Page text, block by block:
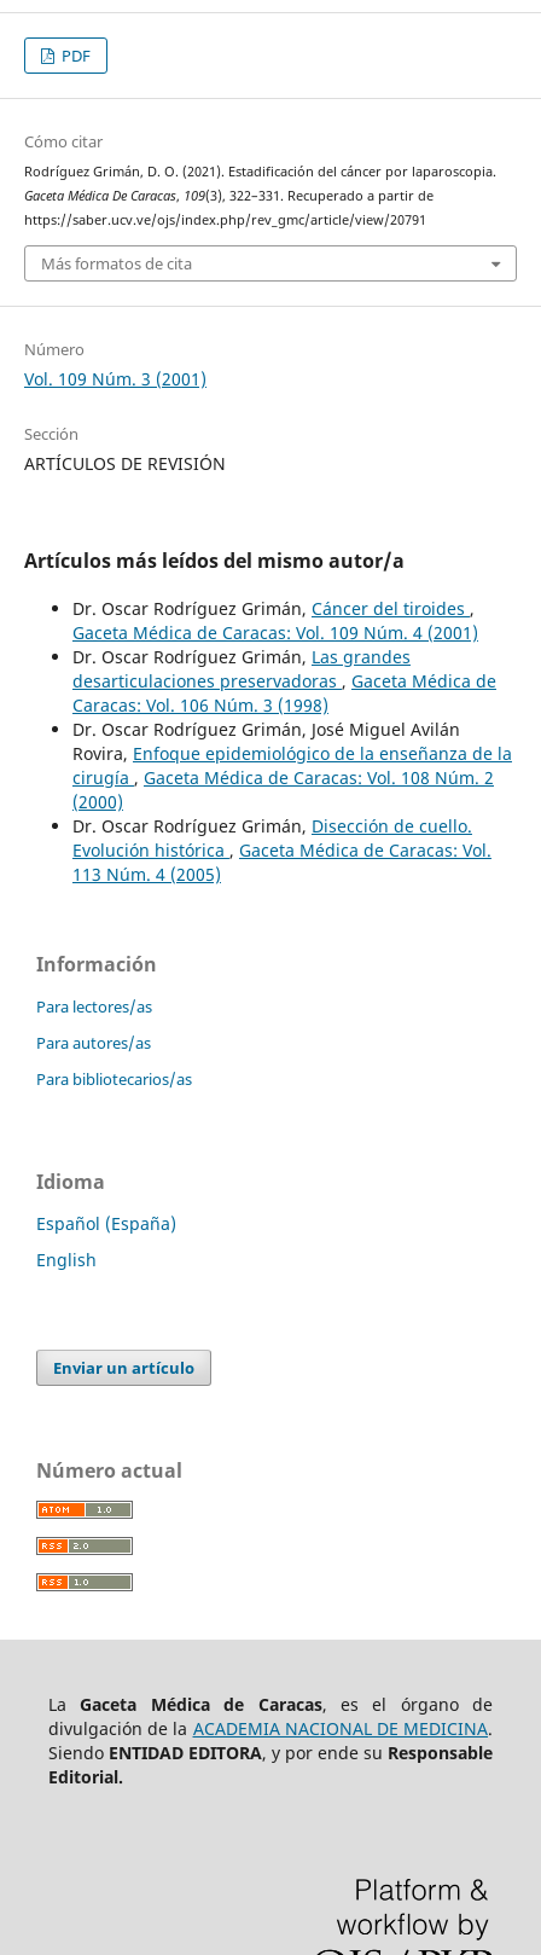
PDF
Cómo citar
Rodríguez Grimán, D. O. (2021). Estadificación del cáncer por laparoscopia.
Gaceta Médica De Caracas, 109(3), 322–331. Recuperado a partir de
https://saber.ucv.ve/ojs/index.php/rev_gmc/article/view/20791
Más formatos de cita
Número
Vol. 109 Núm. 3 (2001)
Sección
ARTÍCULOS DE REVISIÓN
Artículos más leídos del mismo autor/a
Dr. Oscar Rodríguez Grimán, Cáncer del tiroides ,
Gaceta Médica de Caracas: Vol. 109 Núm. 4 (2001)
Dr. Oscar Rodríguez Grimán, Las grandes
desarticulaciones preservadoras , Gaceta Médica de
Caracas: Vol. 106 Núm. 3 (1998)
Dr. Oscar Rodríguez Grimán, José Miguel Avilán
Rovira, Enfoque epidemiológico de la enseñanza de la
cirugía , Gaceta Médica de Caracas: Vol. 108 Núm. 2
(2000)
Dr. Oscar Rodríguez Grimán, Disección de cuello.
Evolución histórica , Gaceta Médica de Caracas: Vol.
113 Núm. 4 (2005)
Información
Para lectores/as
Para autores/as
Para bibliotecarios/as
Idioma
Español (España)
English
Enviar un artículo
Número actual
LaGaceta Médica de Caracas, es el órgano de
divulgación de la ACADEMIA NACIONAL DE MEDICINA.
Siendo ENTIDAD EDITORA, y por ende su Responsable
Editorial.